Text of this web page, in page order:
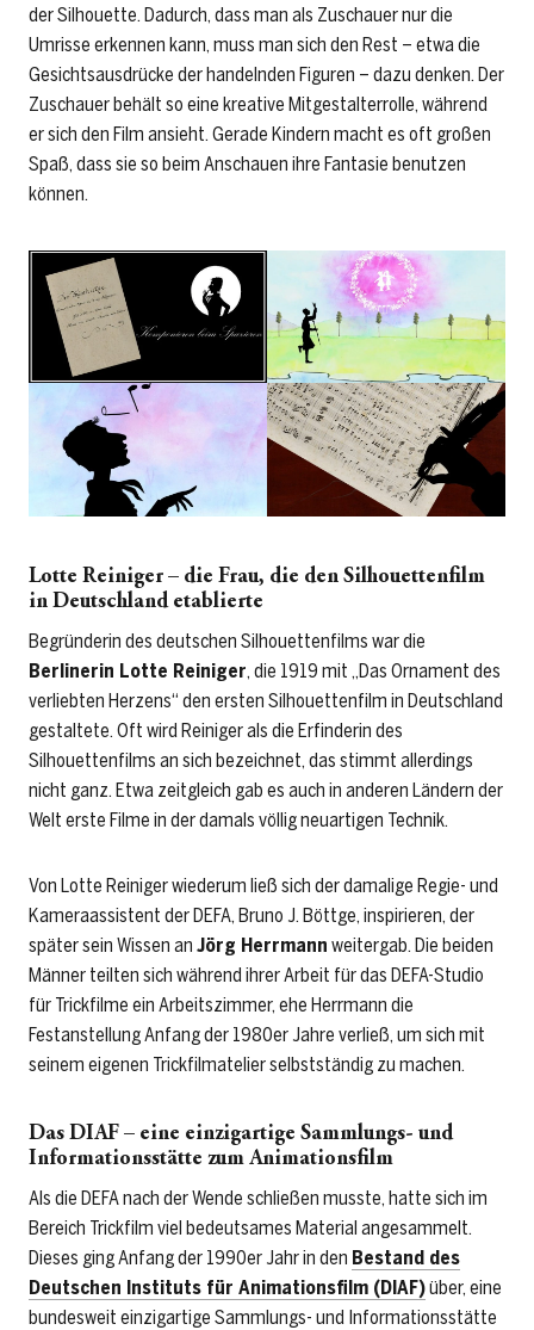
der Silhouette. Dadurch, dass man als Zuschauer nur die
Umrisse erkennen kann, muss man sich den Rest – etwa die
Gesichtsausdrücke der handelnden Figuren – dazu denken. Der
Zuschauer behält so eine kreative Mitgestalterrolle, während
er sich den Film ansieht. Gerade Kindern macht es oft großen
Spaß, dass sie so beim Anschauen ihre Fantasie benutzen
können.
Lotte Reiniger– die Frau, die den Silhouettenfilm
in Deutschland etablierte
Begründerin des deutschen Silhouettenfilms war die
Berlinerin Lotte Reiniger, die 1919 mit „Das Ornament des
verliebten Herzens“ den ersten Silhouettenfilm in Deutschland
gestaltete. Oft wird Reiniger als die Erfinderin des
Silhouettenfilms an sich bezeichnet, das stimmt allerdings
nicht ganz. Etwa zeitgleich gab es auch in anderen Ländern der
Welt erste Filme in der damals völlig neuartigen Technik.
Von Lotte Reiniger wiederum ließ sich der damalige Regie- und
Kameraassistent der DEFA, Bruno J. Böttge, inspirieren, der
später sein Wissen an Jörg Herrmann weitergab. Die beiden
Männer teilten sich während ihrer Arbeit für das DEFA-Studio
für Trickfilme ein Arbeitszimmer, ehe Herrmann die
Festanstellung Anfang der 1980er Jahre verließ, um sich mit
seinem eigenen Trickfilmatelier selbstständig zu machen.
Das DIAF – eine einzigartige Sammlungs- und
Informationsstätte zum Animationsfilm
Als die DEFA nach der Wende schließen musste, hatte sich im
Bereich Trickfilm viel bedeutsames Material angesammelt.
Dieses ging Anfang der 1990er Jahr in den Bestand des
Deutschen Instituts für Animationsfilm (DIAF)über, eine
bundesweit einzigartige Sammlungs- und Informationsstätte